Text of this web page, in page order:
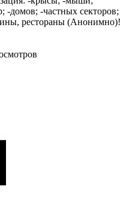
-домов; -частных секторов;
рестораны (Анонимно)!